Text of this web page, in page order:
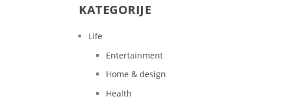
KATEGORIJE
Life
Entertainment
Home & design
Health